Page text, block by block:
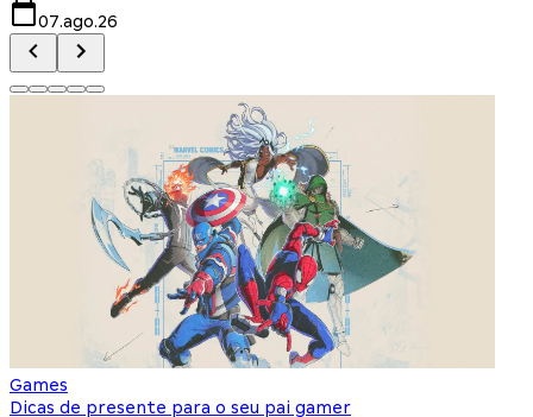
07.ago.26
Games
Dicas de presente para o seu pai gamer